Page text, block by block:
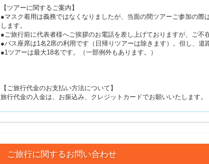
【ツアーに関するご案内】
●マスク着用は義務ではなくなりましたが、当面の間ツアーご参加の
します。
●ご旅行前に代表者様へご挨拶のお電話を差し上げておりますが、ご不
●バス座席は1名2席の利用です（日帰りツアーは除きます）。但し、道
●1ツアーは最大18名です。（一部例外もあります。）
【ご旅行代金のお支払い方法について】
旅行代金の入金は、お振込み、クレジットカードでお願いいたします。
ご旅行に関するお問い合わせ